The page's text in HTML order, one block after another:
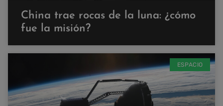
China trae rocas de la luna: ¿cómo
fue la misión?
ESPACIO